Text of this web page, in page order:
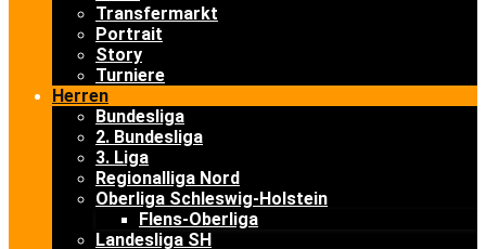
Transfermarkt
Portrait
Story
Turniere
Herren
Bundesliga
2. Bundesliga
3. Liga
Regionalliga Nord
Oberliga Schleswig-Holstein
Flens-Oberliga
Landesliga SH